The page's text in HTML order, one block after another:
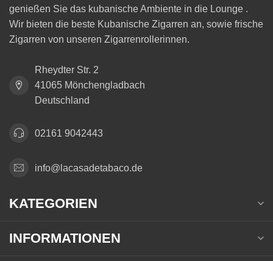
genießen Sie das kubanische Ambiente in die Lounge .
Wir bieten die beste Kubanische Zigarren an, sowie frische
Zigarren von unseren Zigarrenrollerinnen.
Rheydter Str. 2
41065 Mönchengladbach
Deutschland
02161 9042443
info@lacasadetabaco.de
KATEGORIEN
INFORMATIONEN